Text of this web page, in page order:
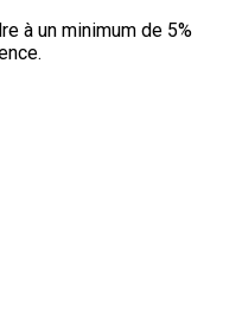
à un minimum de 5%